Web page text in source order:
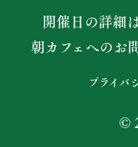
開催日の詳細
朝カフェへのお
プライバ
©